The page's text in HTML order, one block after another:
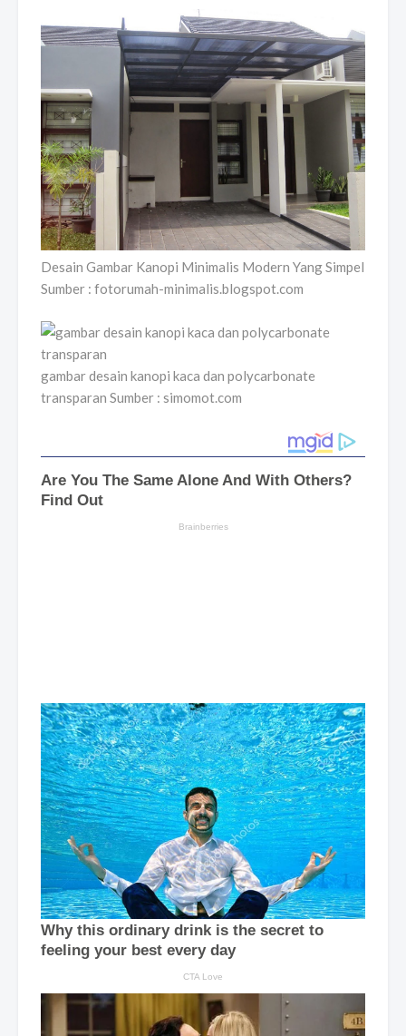
Desain Gambar Kanopi Minimalis Modern Yang Simpel
Sumber : fotorumah-minimalis.blogspot.com
gambar desain kanopi kaca dan polycarbonate
transparan Sumber : simomot.com